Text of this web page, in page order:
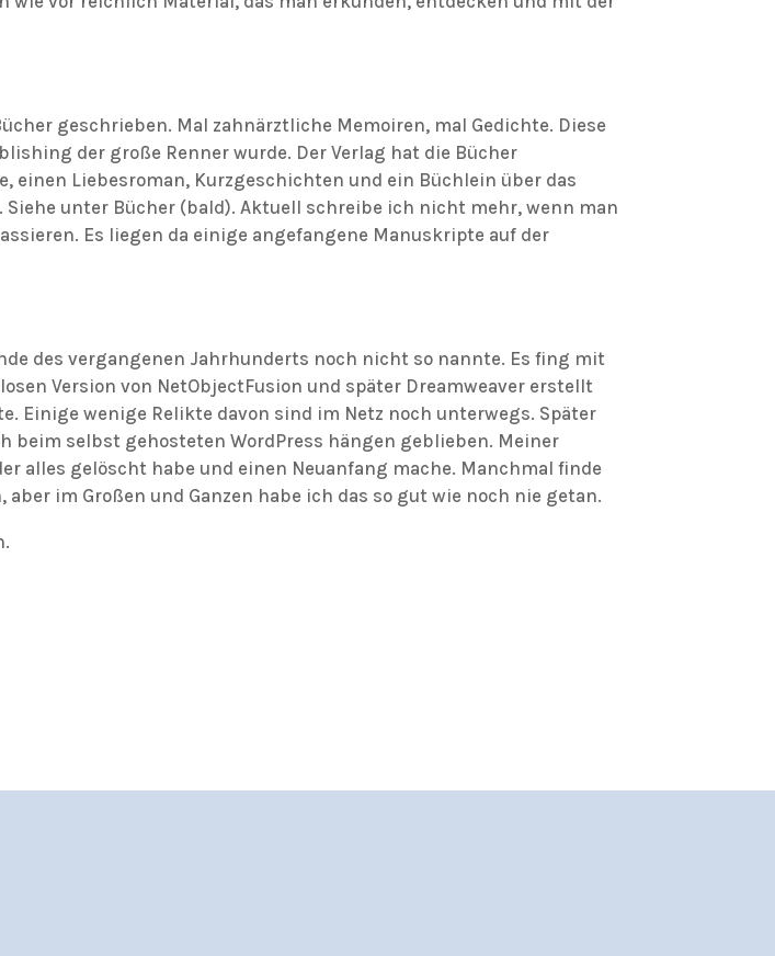
geschrieben. Mal zahnärztliche Memoiren, mal Gedichte. Diese
der große Renner wurde. Der Verlag hat die Bücher
Liebesroman, Kurzgeschichten und ein Büchlein über das
unter Bücher (bald). Aktuell schreibe ich nicht mehr, wenn man
Es liegen da einige angefangene Manuskripte auf der
des vergangenen Jahrhunderts noch nicht so nannte. Es fing mit
Version von NetObjectFusion und später Dreamweaver erstellt
Einige wenige Relikte davon sind im Netz noch unterwegs. Später
selbst gehosteten WordPress hängen geblieben. Meiner
alles gelöscht habe und einen Neuanfang mache. Manchmal finde
im Großen und Ganzen habe ich das so gut wie noch nie getan.